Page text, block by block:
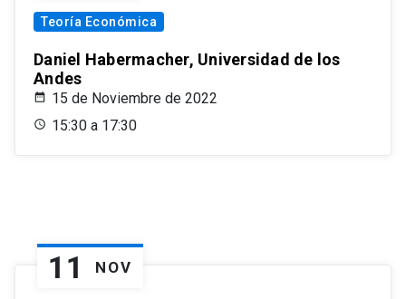
Teoría Económica
Daniel Habermacher, Universidad de los
Andes
15 de Noviembre de 2022
15:30 a 17:30
11 NOV